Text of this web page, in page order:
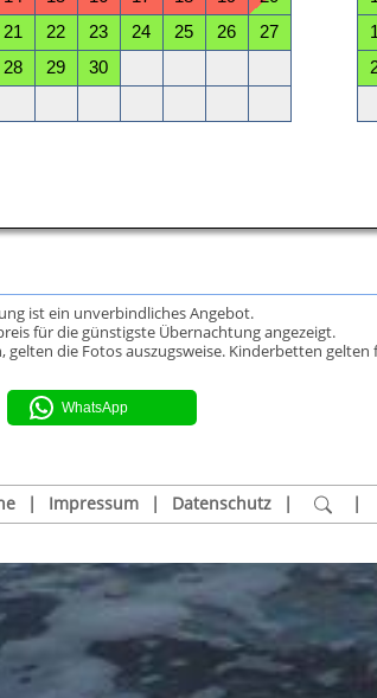
ist ein unverbindliches Angebot.
für die günstigste Übernachtung angezeigt.
die Fotos auszugsweise. Kinderbetten
WhatsApp
| Impressum | Datenschutz | |